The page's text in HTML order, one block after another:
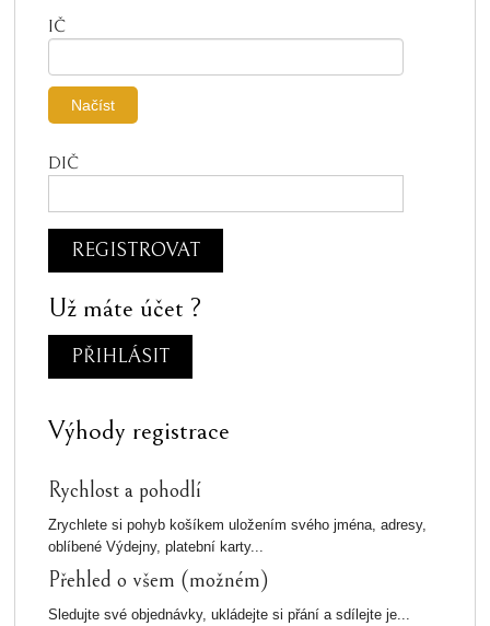
IČ
Načíst
DIČ
Už máte účet ?
PŘIHLÁSIT
Výhody registrace
Rychlost a pohodlí
Zrychlete si pohyb košíkem uložením svého jména, adresy,
oblíbené Výdejny, platební karty...
Přehled o všem (možném)
Sledujte své objednávky, ukládejte si přání a sdílejte je...